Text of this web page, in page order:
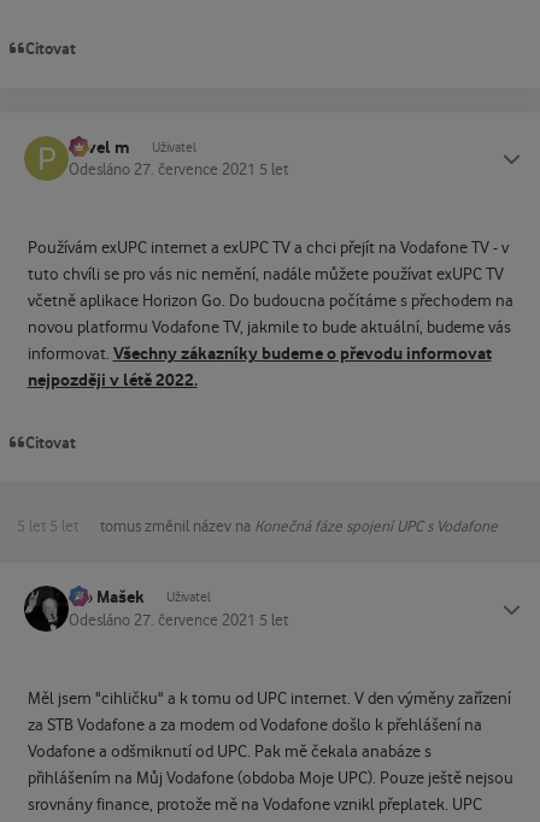
Citovat
Pavel m Uživatel
Odesláno 27. července 2021 5 let
Používám exUPC internet a exUPC TV a chci přejít na Vodafone TV - v
tuto chvíli se pro vás nic nemění, nadále můžete používat exUPC TV
včetně aplikace Horizon Go. Do budoucna počítáme s přechodem na
novou platformu Vodafone TV, jakmile to bude aktuální, budeme vás
informovat. Všechny zákazníky budeme o převodu informovat
nejpozději v létě 2022.
Citovat
5 let 5 let tomuszměnil název na Konečná fáze spojení UPC s Vodafone
Ivo Mašek Uživatel
Odesláno 27. července 2021 5 let
Měl jsem "cihličku" a k tomu od UPC internet. V den výměny zařízení
za STB Vodafone a za modem od Vodafone došlo k přehlášení na
Vodafone a odšmiknutí od UPC. Pak mě čekala anabáze s
přihlášením na Můj Vodafone (obdoba Moje UPC). Pouze ještě nejsou
srovnány finance, protože mě na Vodafone vznikl přeplatek. UPC